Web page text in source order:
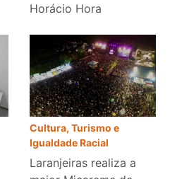
Horácio Hora
Cultura, Turismo e
Igualdade Racial
Laranjeiras realiza a